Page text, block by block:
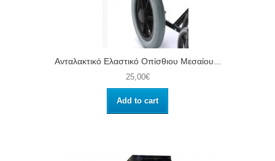
Ανταλακτικό Ελαστικό Οπίσθιου Μεσαίου...
25,00€
Add to cart